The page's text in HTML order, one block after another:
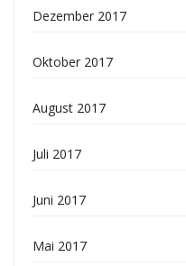
Dezember 2017
Oktober 2017
August 2017
Juli 2017
Juni 2017
Mai 2017